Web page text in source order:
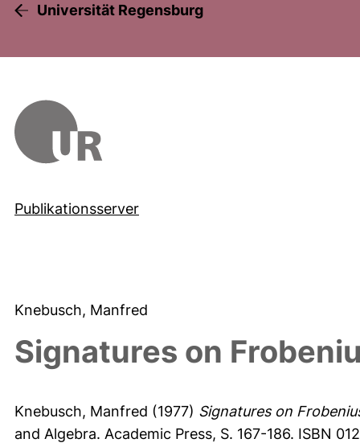
Universität Regensburg
Publikationsserver
Knebusch, Manfred
Signatures on
Knebusch, Manfred (1977) Signatures on
and Algebra. Academic Press, S. 167-186. ISBN